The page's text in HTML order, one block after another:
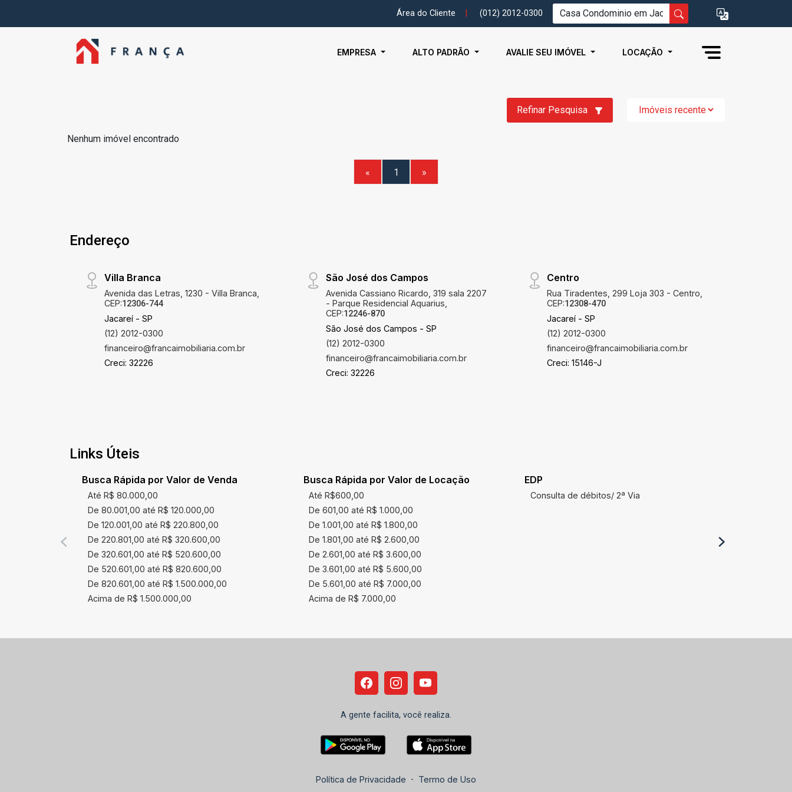
Área do Cliente (012) 2012-0300
EMPRESA ALTO PADRÃO AVALIE SEU IMÓVEL LOCAÇÃO
Refinar Pesquisa
Nenhum imóvel encontrado
« 1 »
Endereço
Villa Branca
Avenida das Letras, 1230 - Villa Branca,
CEP:12306-744
Jacareí - SP
(12) 2012-0300
financeiro@francaimobiliaria.com.br
Creci: 32226
São José dos Campos
Avenida Cassiano Ricardo, 319 sala 2207
- Parque Residencial Aquarius,
CEP:12246-870
São José dos Campos - SP
(12) 2012-0300
financeiro@francaimobiliaria.com.br
Creci: 32226
Centro
Rua Tiradentes, 299 Loja 303 - Centro,
CEP:12308-470
Jacareí - SP
(12) 2012-0300
financeiro@francaimobiliaria.com.br
Creci: 15146-J
Links Úteis
Busca Rápida por Valor de Venda
Até R$ 80.000,00
De 80.001,00 até R$ 120.000,00
De 120.001,00 até R$ 220.800,00
De 220.801,00 até R$ 320.600,00
De 320.601,00 até R$ 520.600,00
De 520.601,00 até R$ 820.600,00
De 820.601,00 até R$ 1.500.000,00
Acima de R$ 1.500.000,00
Busca Rápida por Valor de Locação
Até R$600,00
De 601,00 até R$ 1.000,00
De 1.001,00 até R$ 1.800,00
De 1.801,00 até R$ 2.600,00
De 2.601,00 até R$ 3.600,00
De 3.601,00 até R$ 5.600,00
De 5.601,00 até R$ 7.000,00
Acima de R$ 7.000,00
EDP
Consulta de débitos/ 2ª Via
A gente facilita, você realiza.
Política de Privacidade - Termo de Uso